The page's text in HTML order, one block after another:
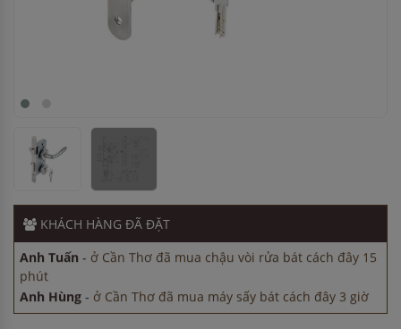
KHÁCH HÀNG ĐÃ ĐẶT
Anh Hùng
Anh Hùng
Anh Quang
- ở Hải Phòng đã đặt lò vi sóng cách đây 30 phút
Chị Lan- ở Hà Nội đã đặt máy rửa bát cách đây 1 giờ
Anh Tuấn - ở Cần Thơ đã mua chậu vòi rửa bát cách đây 15
phút
Anh Hùng - ở Cần Thơ đã mua máy sấy bát cách đây 3 giờ
Anh Hùng-ở TP. Hồ Chí Minh đã mua bếp điện từ cách đây